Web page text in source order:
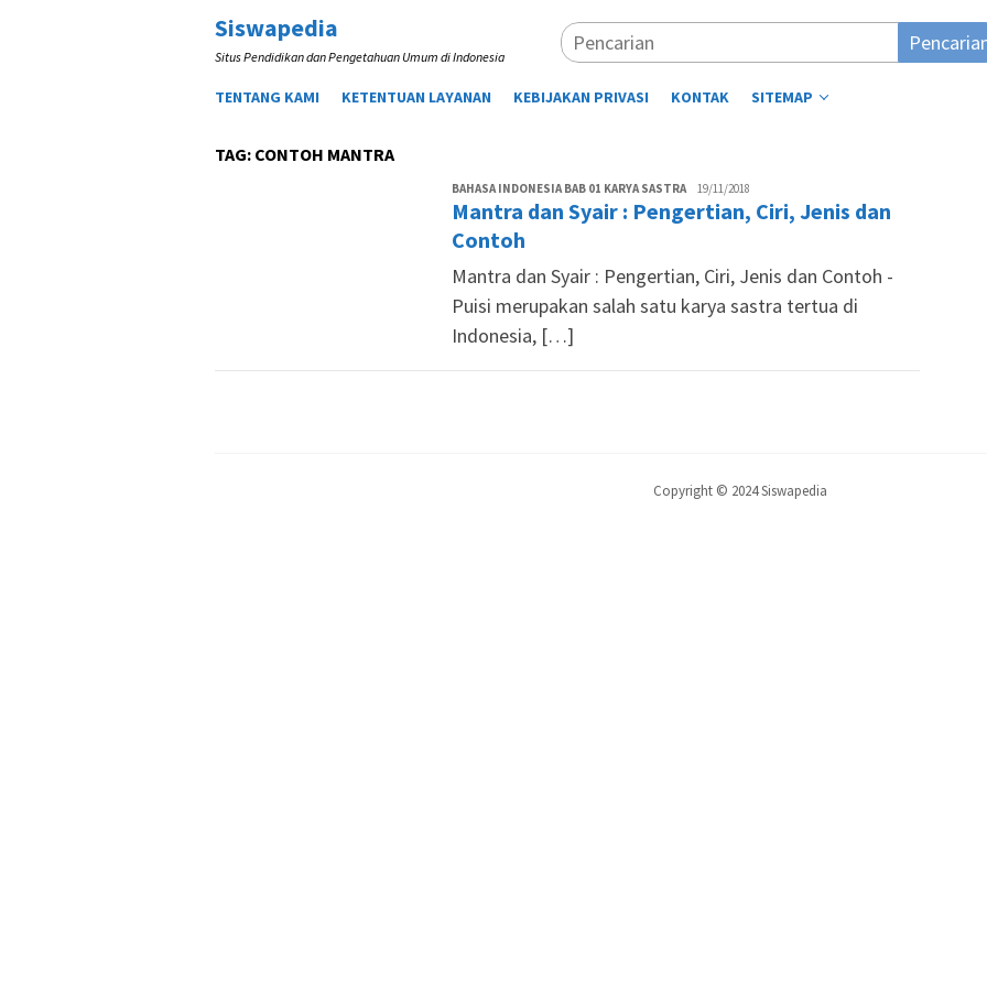
Loncat
Siswapedia
Situs Pendidikan dan Pengetahuan Umum di Indonesia
TENTANG KAMI KETENTUAN LAYANAN KEBIJAKAN PRIVASI KONTAK SITEMAP
TAG: CONTOH MANTRA
BAHASA INDONESIA BAB 01 KARYA SASTRALutfi
Aminuddin
19/11/2018
Mantra dan Syair : Pengertian, Ciri, Jenis dan
Contoh
Mantra dan Syair : Pengertian, Ciri, Jenis dan Contoh -
Puisi merupakan salah satu karya sastra tertua di
Indonesia, […]
Copyright © 2024 Siswapedia